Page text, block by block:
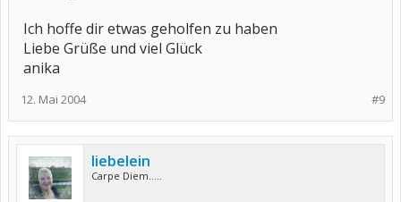
Ich hoffe dir etwas geholfen zu haben
Liebe Grüße und viel Glück
anika
#9
12. Mai 2004
liebelein
Carpe Diem.....